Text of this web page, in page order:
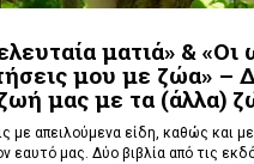
ματιά» & «Οι
μου με ζώα» –
μας με τα (άλλα)
με απειλούμενα είδη, καθώς και
εαυτό μας. Δύο βιβλία από τις